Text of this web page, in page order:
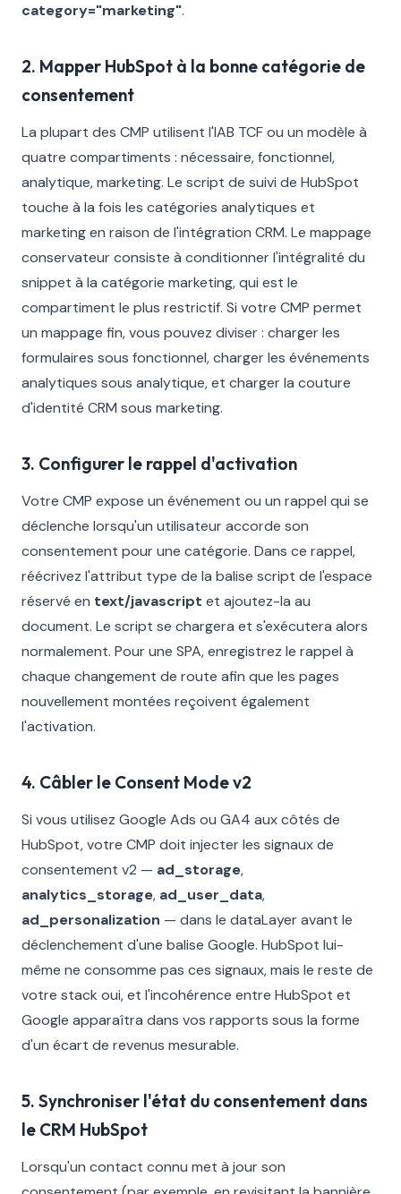
category="marketing".
2. Mapper HubSpot à la bonne catégorie de
consentement
La plupart des CMP utilisent l'IAB TCF ou un modèle à
quatre compartiments : nécessaire, fonctionnel,
analytique, marketing. Le script de suivi de HubSpot
touche à la fois les catégories analytiques et
marketing en raison de l'intégration CRM. Le mappage
conservateur consiste à conditionner l'intégralité du
snippet à la catégorie marketing, qui est le
compartiment le plus restrictif. Si votre CMP permet
un mappage fin, vous pouvez diviser : charger les
formulaires sous fonctionnel, charger les événements
analytiques sous analytique, et charger la couture
d'identité CRM sous marketing.
3. Configurer le rappel d'activation
Votre CMP expose un événement ou un rappel qui se
déclenche lorsqu'un utilisateur accorde son
consentement pour une catégorie. Dans ce rappel,
réécrivez l'attribut type de la balise script de l'espace
réservé en text/javascript et ajoutez-la au
document. Le script se chargera et s'exécutera alors
normalement. Pour une SPA, enregistrez le rappel à
chaque changement de route afin que les pages
nouvellement montées reçoivent également
l'activation.
4. Câbler le Consent Mode v2
Si vous utilisez Google Ads ou GA4 aux côtés de
HubSpot, votre CMP doit injecter les signaux de
consentement v2 — ad_storage,
analytics_storage, ad_user_data,
ad_personalization — dans le dataLayer avant le
déclenchement d'une balise Google. HubSpot lui-
même ne consomme pas ces signaux, mais le reste de
votre stack oui, et l'incohérence entre HubSpot et
Google apparaîtra dans vos rapports sous la forme
d'un écart de revenus mesurable.
5. Synchroniser l'état du consentement dans
le CRM HubSpot
Lorsqu'un contact connu met à jour son